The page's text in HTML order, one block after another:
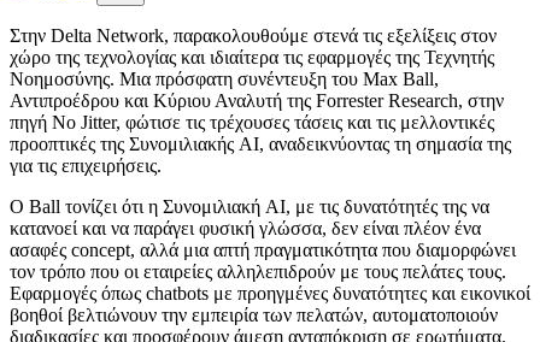
Στην Delta Network, παρακολουθούμε στενά τις εξελίξεις στον
χώρο της τεχνολογίας και ιδιαίτερα τις εφαρμογές της Τεχνητής
Νοημοσύνης. Μια πρόσφατη συνέντευξη του Max Ball,
Αντιπροέδρου και Κύριου Αναλυτή της Forrester Research, στην
πηγή No Jitter, φώτισε τις τρέχουσες τάσεις και τις μελλοντικές
προοπτικές της Συνομιλιακής AI, αναδεικνύοντας τη σημασία της
για τις επιχειρήσεις.
Ο Ball τονίζει ότι η Συνομιλιακή AI, με τις δυνατότητές της να
κατανοεί και να παράγει φυσική γλώσσα, δεν είναι πλέον ένα
ασαφές concept, αλλά μια απτή πραγματικότητα που διαμορφώνει
τον τρόπο που οι εταιρείες αλληλεπιδρούν με τους πελάτες τους.
Εφαρμογές όπως chatbots με προηγμένες δυνατότητες και εικονικοί
βοηθοί βελτιώνουν την εμπειρία των πελατών, αυτοματοποιούν
διαδικασίες και προσφέρουν άμεση ανταπόκριση σε ερωτήματα.